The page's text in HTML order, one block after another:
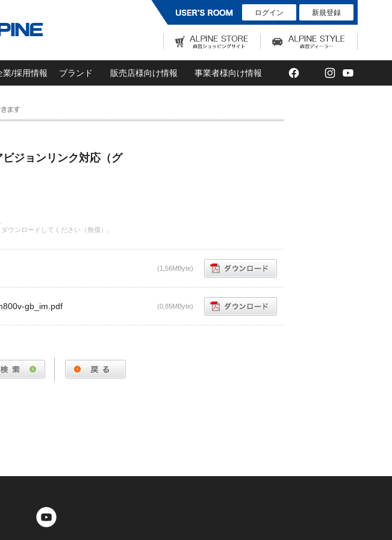
ログイン 新規登録
業/採用情報 ブランド 販売店様向け情報 事業者様向け情報 Facebook
TwitterInstagram
ジョンリンク対応（グ
ウンロードしてください（無償）。
(1,56MByte)
gb_im.pdf (0,85MByte)
Twitter